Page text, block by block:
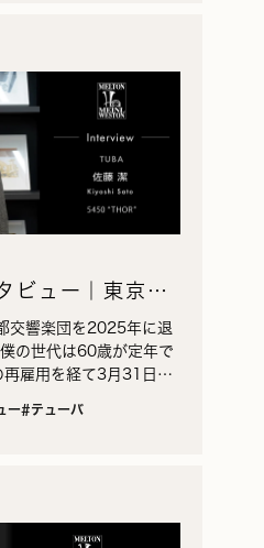
ビュー｜東京都
、テューバと低
軌跡
交響楽団を2025年に退
の世代は60歳が定年で
雇用を経て3月31日で
前です。1990年の1…
ー#テューバ